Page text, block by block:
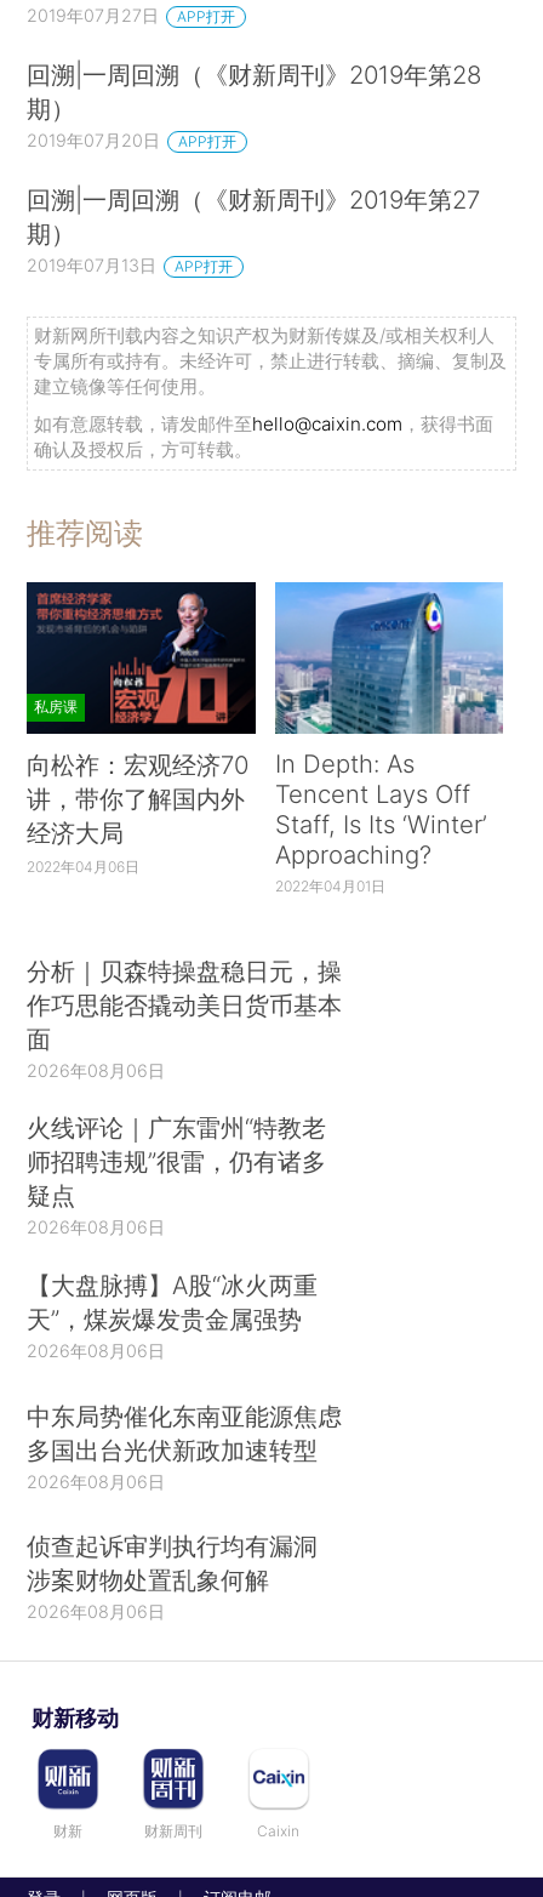
2019年07月27日 APP打开
回溯|一周回溯（《财新周刊》2019年第28
期）
2019年07月20日 APP打开
回溯|一周回溯（《财新周刊》2019年第27
期）
2019年07月13日 APP打开
财新网所刊载内容之知识产权为财新传媒及/或相关权利人
专属所有或持有。未经许可，禁止进行转载、摘编、复制及
建立镜像等任何使用。
如有意愿转载，请发邮件至hello@caixin.com ，获得书面
确认及授权后，方可转载。
推荐阅读
私房课
向松祚：宏观经济70
讲，带你了解国内外
经济大局
2022年04月06日
In Depth: As
Tencent Lays Off
Staff, Is Its ‘Winter’
Approaching?
2022年04月01日
分析｜贝森特操盘稳日元，操
作巧思能否撬动美日货币基本
面
2026年08月06日
火线评论｜广东雷州“特教老
师招聘违规”很雷，仍有诸多
疑点
2026年08月06日
【大盘脉搏】A股“冰火两重
天”，煤炭爆发贵金属强势
2026年08月06日
中东局势催化东南亚能源焦虑
多国出台光伏新政加速转型
2026年08月06日
侦查起诉审判执行均有漏洞
涉案财物处置乱象何解
2026年08月06日
财新移动
财新 财新周刊 Caixin